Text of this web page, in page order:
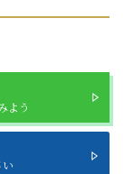
よう